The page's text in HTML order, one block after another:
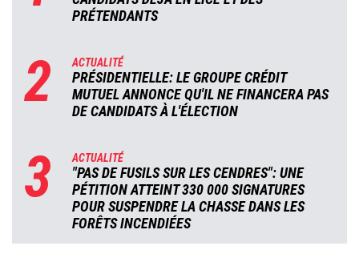
PRÉTENDANTS
2 ACTUALITÉ
PRÉSIDENTIELLE: LE GROUPE CRÉDIT
MUTUEL ANNONCE QU'IL NE FINANCERA PAS
DE CANDIDATS À L'ÉLECTION
3 ACTUALITÉ
"PAS DE FUSILS SUR LES CENDRES": UNE
PÉTITION ATTEINT 330 000 SIGNATURES
POUR SUSPENDRE LA CHASSE DANS LES
FORÊTS INCENDIÉES